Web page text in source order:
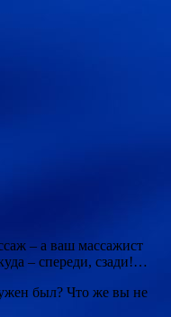
– а ваш массажист
– спереди, сзади!…
был? Что же вы не